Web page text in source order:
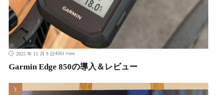
2025 年 11 月 9 日4561 view
Garmin Edge 850の導入＆レビュー